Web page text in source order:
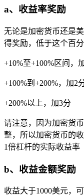
a、收益率奖励
无论是加密货币还是
得奖励，低于这个百
+10%至+100%区间，
+100%到+200%，加2
+200%以上，加3分
请注意，因为加密货
整，所以加密货币的
1倍杠杆的实际收益率
b、收益金额奖励
收益大于1000美元，